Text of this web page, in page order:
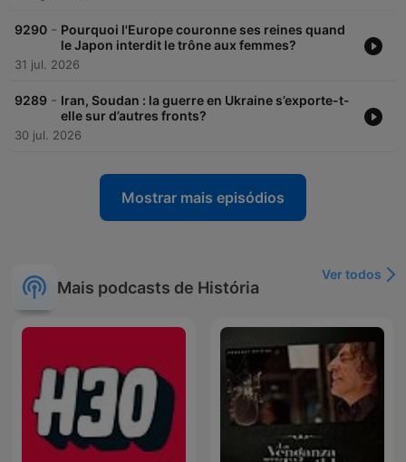
9290 - Pourquoi l'Europe couronne ses reines quand
le Japon interdit le trône aux femmes?
31 jul. 2026
9289 - Iran, Soudan : la guerre en Ukraine s’exporte-t-
elle sur d’autres fronts?
30 jul. 2026
Mostrar mais episódios
Mais podcasts de História
Ver todos